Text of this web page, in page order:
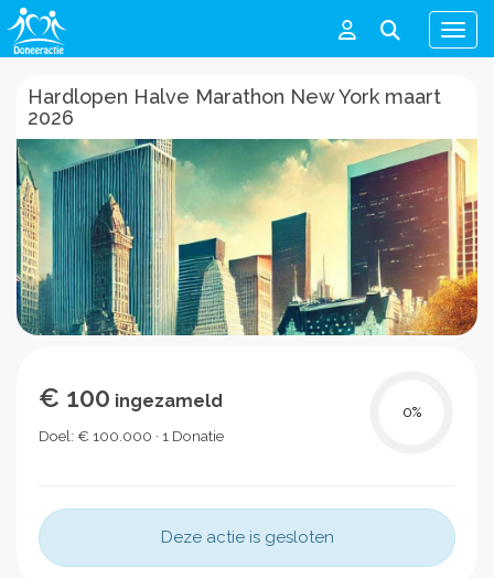
Menu
Hardlopen Halve Marathon New York maart
2026
€ 100 ingezameld
Doel: € 100.000 · 1 Donatie
0%
Deze actie is gesloten